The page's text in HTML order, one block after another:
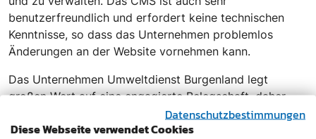
benutzerfreundlich und erfordert keine technischen
Kenntnisse, so dass das Unternehmen problemlos
Änderungen an der Website vornehmen kann.
Das Unternehmen Umweltdienst Burgenland legt
großen Wert auf eine engagierte Belegschaft, daher
war es dem Unternehmen wichtig, den Bereich Karriere
in der neuen Website stärker hervorzuarbeiten und
Datenschutzbestimmungen
Diese Webseite verwendet Cookies